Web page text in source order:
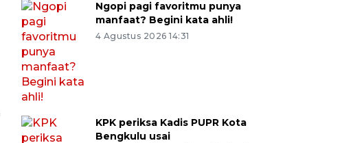
Ngopi pagi favoritmu punya
manfaat? Begini kata ahli!
4 Agustus 2026 14:31
KPK periksa Kadis PUPR Kota
Bengkulu usai